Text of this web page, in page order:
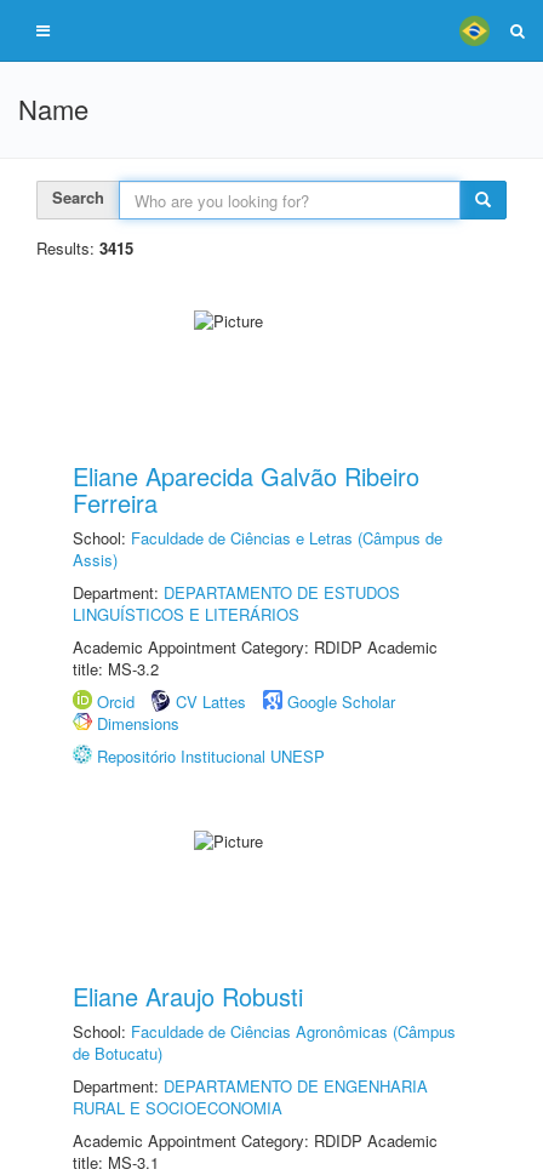
Name
Search
Results: 3415
Eliane Aparecida Galvão Ribeiro
Ferreira
School: Faculdade de Ciências e Letras (Câmpus de
Assis)
Department: DEPARTAMENTO DE ESTUDOS
LINGUÍSTICOS E LITERÁRIOS
Academic Appointment Category: RDIDP Academic
title: MS-3.2
Orcid
CV Lattes
Google Scholar
Dimensions
Repositório Institucional UNESP
Eliane Araujo Robusti
School: Faculdade de Ciências Agronômicas (Câmpus
de Botucatu)
Department: DEPARTAMENTO DE ENGENHARIA
RURAL E SOCIOECONOMIA
Academic Appointment Category: RDIDP Academic
title: MS-3.1